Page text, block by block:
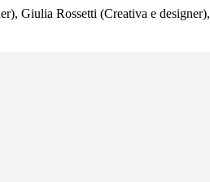
Giulia Rossetti (Creativa e